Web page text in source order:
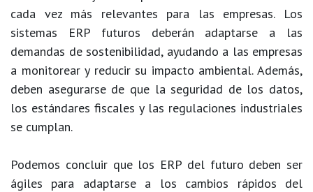
cada vez más relevantes para las empresas. Los
sistemas ERP futuros deberán adaptarse a las
demandas de sostenibilidad, ayudando a las empresas
a monitorear y reducir su impacto ambiental. Además,
deben asegurarse de que la seguridad de los datos,
los estándares fiscales y las regulaciones industriales
se cumplan.
Podemos concluir que los ERP del futuro deben ser
ágiles para adaptarse a los cambios rápidos del